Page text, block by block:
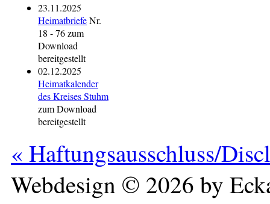
23.11.2025
HeimatbriefeNr.
18 - 76 zum
Download
bereitgestellt
02.12.2025
Heimatkalender
des Kreises Stuhm
zum Download
bereitgestellt
« Haftungsausschluss/
Webdesign © 2026 by